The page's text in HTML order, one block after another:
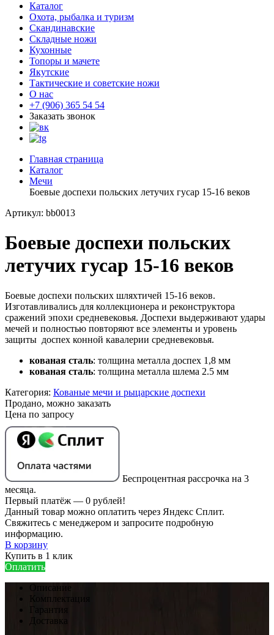
Каталог
Охота, рыбалка и туризм
Скандинавские
Складные ножи
Кухонные
Топоры и мачете
Якутские
Тактические и советские ножи
О нас
+7 (906) 365 54 54
Заказать звонок
Главная страница
Каталог
Мечи
Боевые доспехи польских летучих гусар 15-16 веков
Артикул: bb0013
Боевые доспехи польских
летучих гусар 15-16 веков
Боевые доспехи польских шляхтичей 15-16 веков.
Изготавливались для коллекционера и реконструктора
сражений эпохи средневековья. Доспехи выдерживают удары
мечей и полностью повторяют все элементы и уровень
защиты доспех конной кавалерии средневековья.
кованая сталь: толщина металла доспех 1,8 мм
кованая сталь: толщина металла шлема 2.5 мм
Категория: Кованые мечи и рыцарские доспехи
Продано, можно заказать
Беспроцентная рассрочка на 3
месяца.
Первый платёж — 0 рублей!
Данный товар можно оплатить через Яндекс Сплит.
Свяжитесь с менеджером и запросите подробную
информацию.
В корзину
Купить в 1 клик
Оплатить
Описание
Комплектация
Гарантия
Доставка